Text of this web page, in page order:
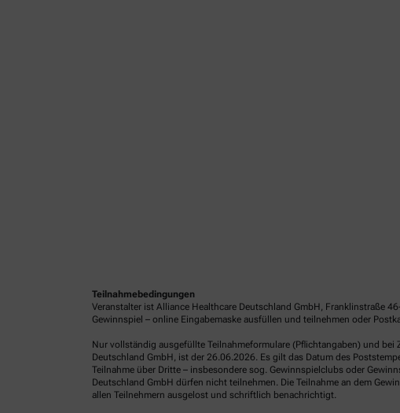
Teilnahmebedingungen
Veranstalter ist Alliance Healthcare Deutschland GmbH, Franklinstraße
Gewinnspiel – online Eingabemaske ausfüllen und teilnehmen oder
Nur vollständig ausgefüllte Teilnahmeformulare (Pflichtangaben) und
Deutschland GmbH, ist der 26.06.2026. Es gilt das Datum des
Teilnahme über Dritte – insbesondere sog. Gewinnspielclubs oder
Deutschland GmbH dürfen nicht teilnehmen. Die Teilnahme an dem
allen Teilnehmern ausgelost und schriftlich benachrichtigt.